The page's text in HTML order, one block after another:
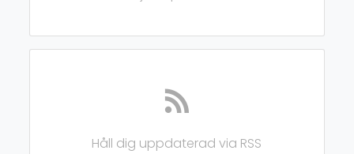
Håll dig uppdaterad via RSS